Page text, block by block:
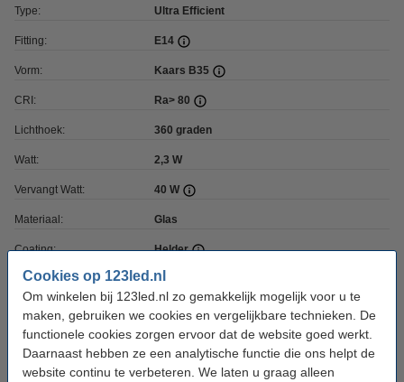
Cookies op 123led.nl
Om winkelen bij 123led.nl zo gemakkelijk mogelijk voor u te
maken, gebruiken we cookies en vergelijkbare technieken. De
functionele cookies zorgen ervoor dat de website goed werkt.
Daarnaast hebben ze een analytische functie die ons helpt de
website continu te verbeteren. We laten u graag alleen
Type: Ultra Efficient
Fitting: E14
Vorm: Kaars B35
CRI: Ra> 80
Lichthoek: 360 graden
Watt: 2,3 W
Vervangt Watt: 40 W
Materiaal: Glas
Coating: Helder
Dimbaar: Nee
Voltage: 220-240
Ingangsfrequentie: 50-60Hz
Afmetingen: 35 x 125 mm (bxh)